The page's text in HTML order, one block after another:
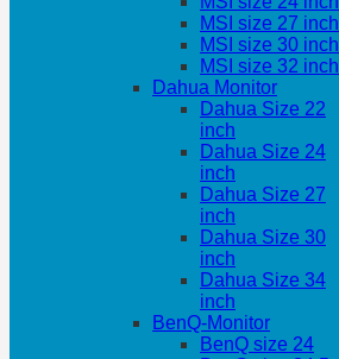
MSI size 27 inch
MSI size 30 inch
MSI size 32 inch
Dahua Monitor
Dahua Size 22
inch
Dahua Size 24
inch
Dahua Size 27
inch
Dahua Size 30
inch
Dahua Size 34
inch
BenQ-Monitor
BenQ size 24